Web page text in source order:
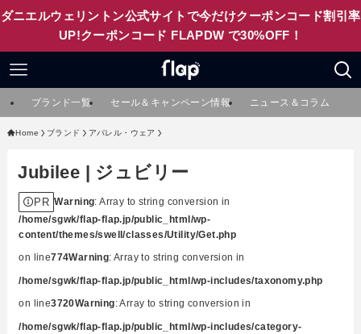
ダニエルウェリントン公式サイトで今だけクーポンコード割引率
UP!クーポンコード FLAPDW で30%OFF！
ブランド一覧 セール＆キャンペーン情報 ニュース＆コラム
Home ブランド アパレル・ウェア
Jubilee | ジュビリー
PR Warning: Array to string conversion in
/home/sgwk/flap-flap.jp/public_html/wp-
content/themes/swell/classes/Utility/Get.php
on line774Warning: Array to string conversion in
/home/sgwk/flap-flap.jp/public_html/wp-includes/taxonomy.php
on line3720Warning: Array to string conversion in
/home/sgwk/flap-flap.jp/public_html/wp-includes/category-